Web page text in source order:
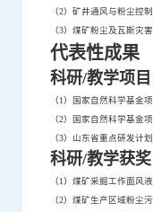
（2）矿井通风与粉尘控制
（3）煤矿粉尘及瓦斯灾
代表性成果
科研/教学项
（1）国家自然科学基金项
（2）国家自然科学基金项
（3）山东省重点研发计划
科研/教学获
（1）煤矿采掘工作面风
（2）煤矿生产区域粉尘